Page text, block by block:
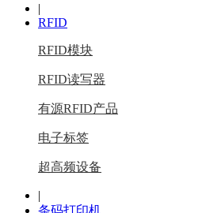
|
RFID
RFID模块
RFID读写器
有源RFID产品
电子标签
超高频设备
|
条码打印机